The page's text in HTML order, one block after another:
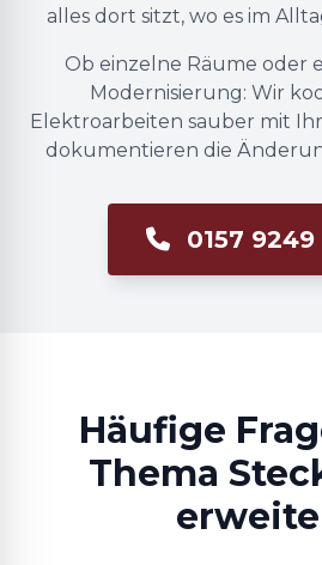
alles dort sitzt, wo es im
Ob einzelne Räume oder
Modernisierung: Wir
Elektroarbeiten sauber mit
dokumentieren die
0157 9249
Häufige
Thema